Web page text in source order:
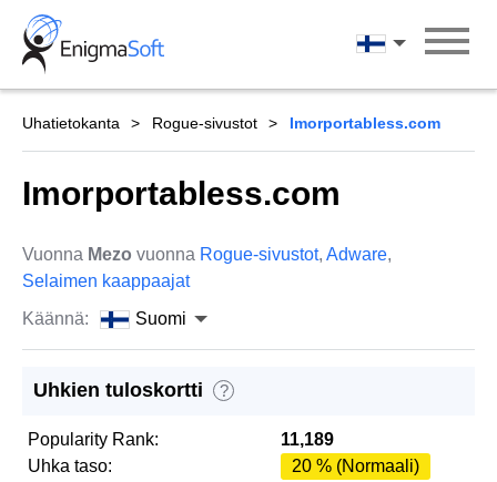
Skip
content
Suomi
Uhatietokanta Rogue-sivustot Imorportabless.com
Imorportabless.com
Vuonna Mezo vuonna Rogue-sivustot, Adware,
Selaimen kaappaajat
Käännä:
Suomi
Uhkien tuloskortti ?
Popularity Rank:
11,189
Uhka taso:
20 % (Normaali)